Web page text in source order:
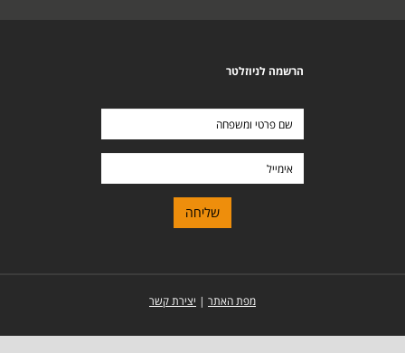
הרשמה לניוזלטר
מפת האתר | יצירת קשר